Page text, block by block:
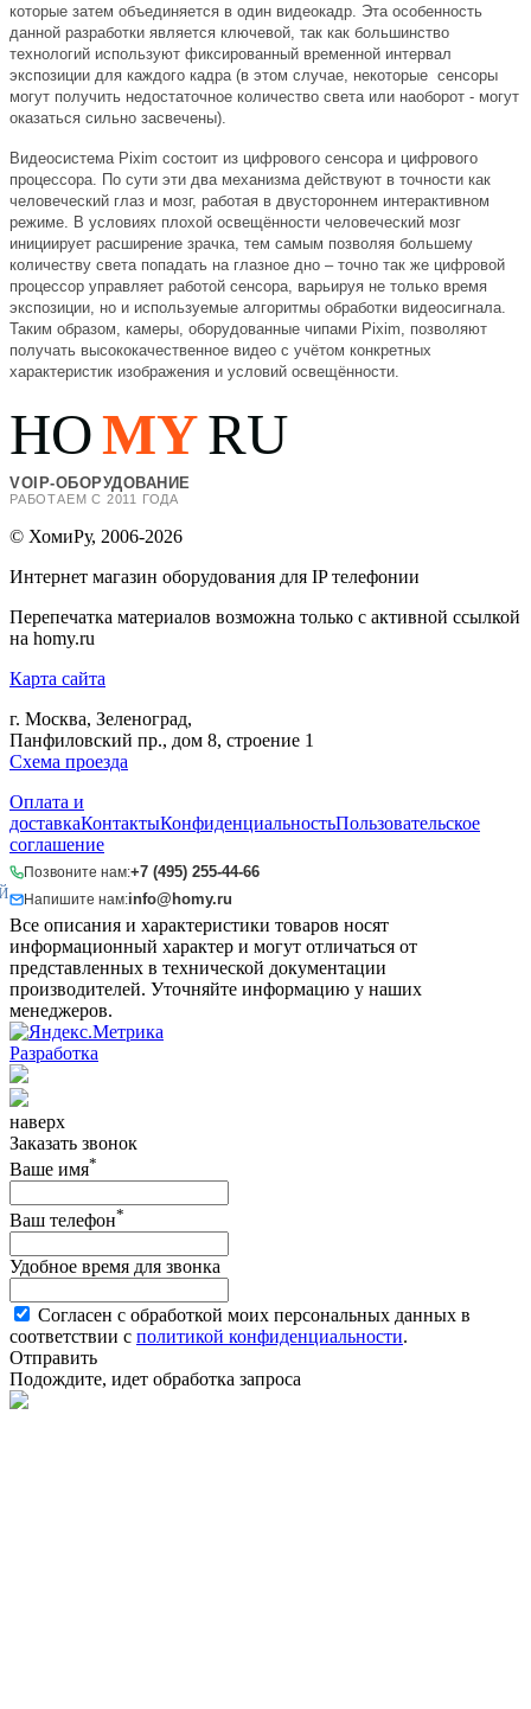
которые затем объединяется в один видеокадр. Эта особенность
данной разработки является ключевой, так как большинство
технологий используют фиксированный временной интервал
экспозиции для каждого кадра (в этом случае, некоторые сенсоры
могут получить недостаточное количество света или наоборот - могут
оказаться сильно засвечены).
Видеосистема Pixim состоит из цифрового сенсора и цифрового
процессора. По сути эти два механизма действуют в точности как
человеческий глаз и мозг, работая в двустороннем интерактивном
режиме. В условиях плохой освещённости человеческий мозг
инициирует расширение зрачка, тем самым позволяя большему
количеству света попадать на глазное дно – точно так же цифровой
процессор управляет работой сенсора, варьируя не только время
экспозиции, но и используемые алгоритмы обработки видеосигнала.
Таким образом, камеры, оборудованные чипами Pixim, позволяют
получать высококачественное видео с учётом конкретных
характеристик изображения и условий освещённости.
HOMYRU
VOIP-ОБОРУДОВАНИЕ
РАБОТАЕМ С 2011 ГОДА
© ХомиРу, 2006-2026
Интернет магазин оборудования для IP телефонии
Перепечатка материалов возможна только с активной ссылкой
на homy.ru
Карта сайта
г. Москва, Зеленоград,
Панфиловский пр., дом 8, строение 1
Схема проезда
Оплата и
доставкаКонтактыКонфиденциальностьПользовательское
соглашение
Позвоните нам:+7 (495) 255-44-66
Напишите нам:info@homy.ru
Все описания и характеристики товаров носят
информационный характер и могут отличаться от
представленных в технической документации
производителей. Уточняйте информацию у наших
менеджеров.
Разработка
наверх
Заказать звонок
Ваше имя*
Ваш телефон*
Удобное время для звонка
Согласен с обработкой моих персональных данных в
соответствии с политикой конфиденциальности.
Отправить
Подождите, идет обработка запроса